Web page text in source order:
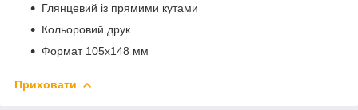
Глянцевий із прямими кутами
Кольоровий друк.
Формат 105х148 мм
Приховати